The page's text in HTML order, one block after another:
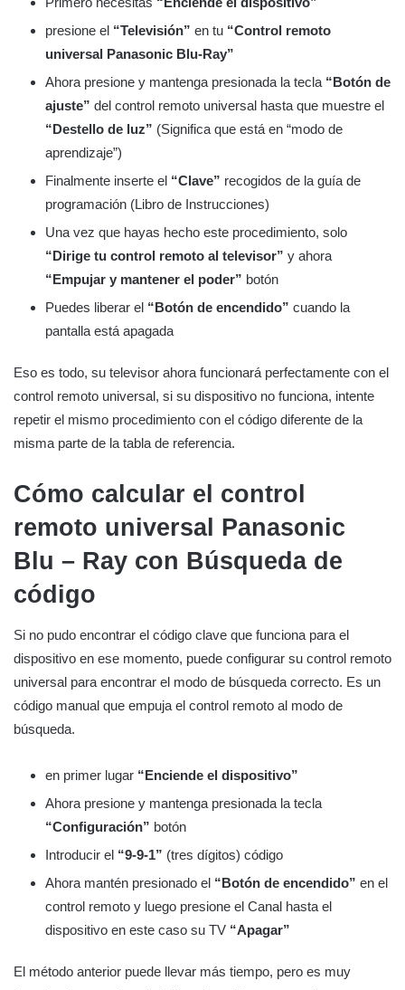
presione el “Televisión” en tu “Control remoto
universal Panasonic Blu-Ray”
Ahora presione y mantenga presionada la tecla “Botón de
ajuste” del control remoto universal hasta que muestre el
“Destello de luz” (Significa que está en “modo de
aprendizaje”)
Finalmente inserte el “Clave” recogidos de la guía de
programación (Libro de Instrucciones)
Una vez que hayas hecho este procedimiento, solo
“Dirige tu control remoto al televisor” y ahora
“Empujar y mantener el poder” botón
Puedes liberar el “Botón de encendido” cuando la
pantalla está apagada
Eso es todo, su televisor ahora funcionará perfectamente con el
control remoto universal, si su dispositivo no funciona, intente
repetir el mismo procedimiento con el código diferente de la
misma parte de la tabla de referencia.
Cómo calcular el control
remoto universal Panasonic
Blu – Ray con Búsqueda de
código
Si no pudo encontrar el código clave que funciona para el
dispositivo en ese momento, puede configurar su control remoto
universal para encontrar el modo de búsqueda correcto. Es un
código manual que empuja el control remoto al modo de
búsqueda.
en primer lugar “Enciende el dispositivo”
Ahora presione y mantenga presionada la tecla
“Configuración” botón
Introducir el “9-9-1” (tres dígitos) código
Ahora mantén presionado el “Botón de encendido” en el
control remoto y luego presione el Canal hasta el
dispositivo en este caso su TV “Apagar”
El método anterior puede llevar más tiempo, pero es muy